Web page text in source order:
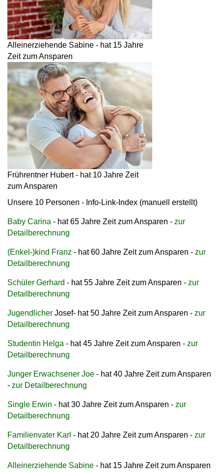
Alleinerziehende Sabine - hat 15 Jahre
Zeit zum Ansparen
Frührentner Hubert - hat 10 Jahre Zeit
zum Ansparen
Unsere 10 Personen - Info-Link-Index (manuell erstellt)
Baby Carina - hat 65 Jahre Zeit zum Ansparen - zur
Detailberechnung
(Enkel-)kind Franz - hat 60 Jahre Zeit zum Ansparen - zur
Detailberechnung
Schüler Gerhard - hat 55 Jahre Zeit zum Ansparen - zur
Detailberechnung
Jugendlicher Josef- hat 50 Jahre Zeit zum Ansparen - zur
Detailberechnung
Studentin Helga - hat 45 Jahre Zeit zum Ansparen - zur
Detailberechnung
Junger Erwachsener Joe - hat 40 Jahre Zeit zum Ansparen
- zur Detailberechnung
Single Erwin - hat 30 Jahre Zeit zum Ansparen - zur
Detailberechnung
Familienvater Karl - hat 20 Jahre Zeit zum Ansparen - zur
Detailberechnung
Alleinerziehende Sabine - hat 15 Jahre Zeit zum Ansparen